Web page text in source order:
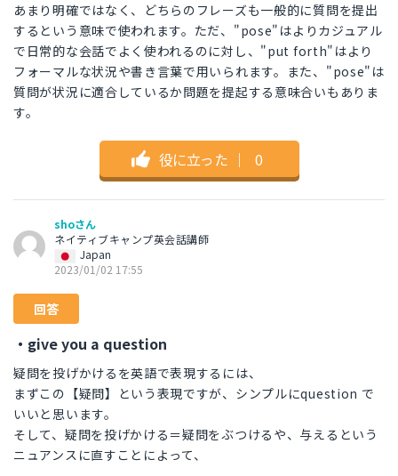
あまり明確ではなく、どちらのフレーズも一般的に質問を提出
するという意味で使われます。ただ、"pose"はよりカジュアル
で日常的な会話でよく使われるのに対し、"put forth"はより
フォーマルな状況や書き言葉で用いられます。また、"pose"は
質問が状況に適合しているか問題を提起する意味合いもありま
す。
役に立った ｜ 0
shoさん
ネイティブキャンプ英会話講師
Japan
2023/01/02 17:55
回答
・give you a question
疑問を投げかけるを英語で表現するには、
まずこの【疑問】という表現ですが、シンプルにquestion で
いいと思います。
そして、疑問を投げかける＝疑問をぶつけるや、与えるという
ニュアンスに直すことによって、